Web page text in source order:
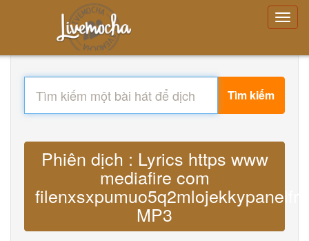
Tìm kiếm
Phiên dịch : Lyrics https www
mediafire com
MP3